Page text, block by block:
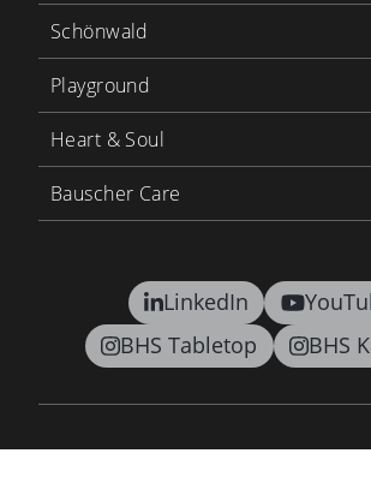
LinkedIn
BHS Tabletop
BHS
Schönwald
Playground
Heart & Soul
Bauscher Care